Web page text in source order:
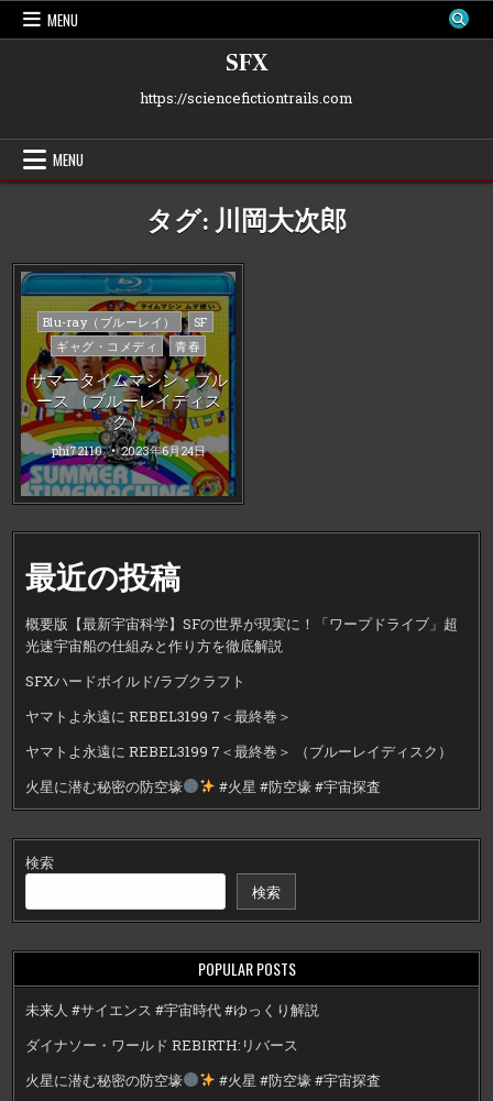
Skip
MENU
SFX
https://sciencefictiontrails.com
MENU
タグ:川岡大次郎
Posted
in
Blu-ray（ブルーレイ）
SF
ギャグ・コメディ
青春
サマータイムマシン・ブル
ース （ブルーレイディス
ク）
phi72110 2023年6月24日
最近の投稿
概要版【最新宇宙科学】SFの世界が現実に！「ワープドライブ」超
光速宇宙船の仕組みと作り方を徹底解説
SFXハードボイルド/ラブクラフト
ヤマトよ永遠に REBEL3199 7＜最終巻＞
ヤマトよ永遠に REBEL3199 7＜最終巻＞ （ブルーレイディスク）
火星に潜む秘密の防空壕
#火星 #防空壕 #宇宙探査
検索
検索
POPULAR POSTS
未来人 #サイエンス #宇宙時代 #ゆっくり解説
ダイナソー・ワールド REBIRTH:リバース
火星に潜む秘密の防空壕
#火星 #防空壕 #宇宙探査